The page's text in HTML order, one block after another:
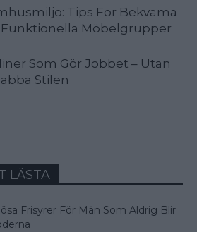
Tips För Bekväma
Funktionella Möbelgrupper
Som Gör Jobbet – Utan
Stilen
LÄSTA
Frisyrer För Män Som Aldrig Blir